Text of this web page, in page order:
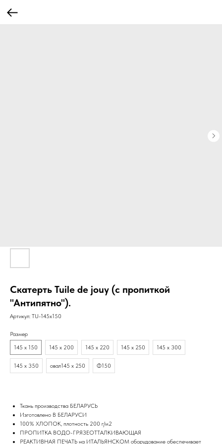
Скатерть Tuile de jouy (с пропиткой
"Антипятно").
Артикул: TU-145х150
Размер
145 х 150
145 х 200 145 х 220 145 х 250 145 х 300
145 х 350 овал145 х 250 Ф150
Ткань производства БЕЛАРУСЬ
Изготовлено В БЕЛАРУСИ
100% ХЛОПОК, плотность 200 г/м2
ПРОПИТКА ВОДО-ГРЯЗЕОТТАЛКИВАЮЩАЯ
РЕАКТИВНАЯ ПЕЧАТЬ на ИТАЛЬЯНСКОМ оборудование обеспечивает